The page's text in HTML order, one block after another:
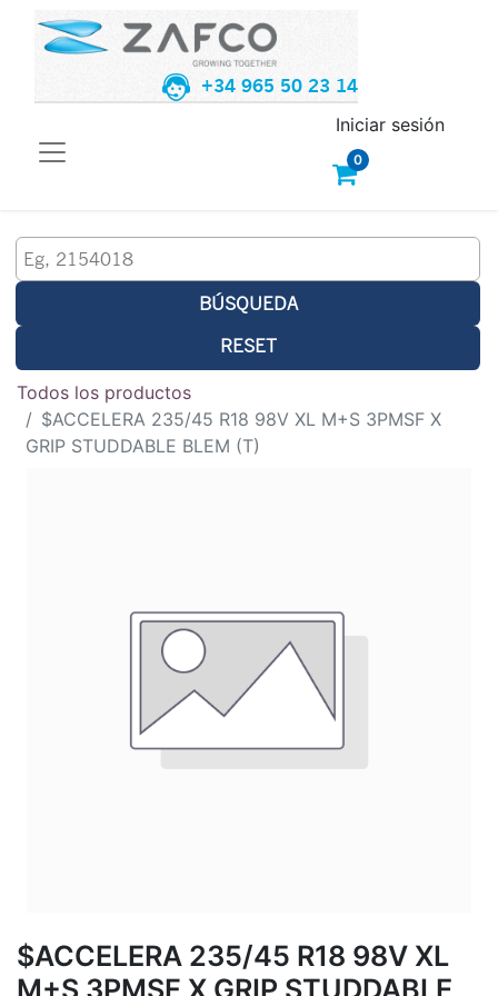
+34 965 50 23 14
0
Iniciar sesión
BÚSQUEDA
RESET
Todos los productos
$ACCELERA 235/45 R18 98V XL M+S 3PMSF X
GRIP STUDDABLE BLEM (T)
$ACCELERA 235/45 R18 98V XL
M+S 3PMSF X GRIP STUDDABLE